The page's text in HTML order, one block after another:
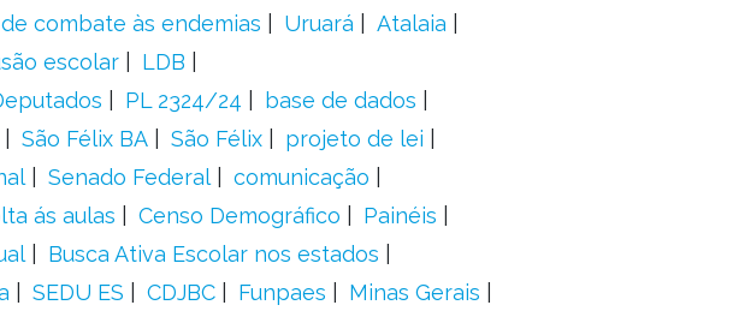
combate às endemias Uruará
Atalaia
escolar
LDB
PL 2324/24
base de dados
São Félix BA São Félix
projeto de lei
Senado Federal
comunicação
ás aulas Censo Demográfico
Painéis
Busca Ativa Escolar nos estados
SEDU ES CDJBC Funpaes
Minas Gerais